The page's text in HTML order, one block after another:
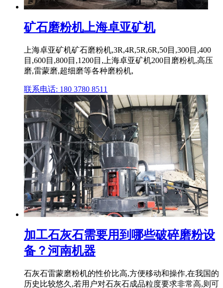
矿石磨粉机上海卓亚矿机
上海卓亚矿机矿石磨粉机,3R,4R,5R,6R,50目,300目,400
目,600目,800目,1200目,上海卓亚矿机200目磨粉机,高压
磨,雷蒙磨,超细磨等各种磨粉机,
联系电话: 180 3780 8511
加工石灰石需要用到哪些破碎磨粉设
备？河南机器
石灰石雷蒙磨粉机的性价比高,方便移动和操作,在我国的
历史比较悠久,若用户对石灰石成品粒度要求非常高,则可